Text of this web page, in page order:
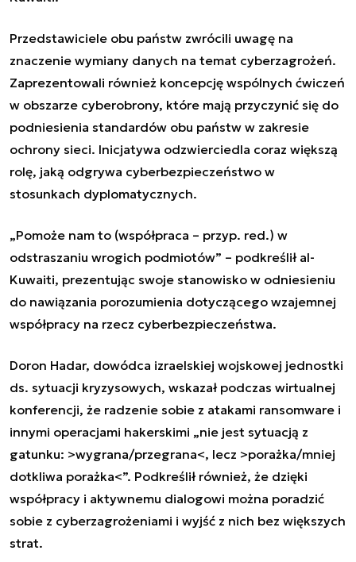
Przedstawiciele obu państw zwrócili uwagę na
znaczenie wymiany danych na temat cyberzagrożeń.
Zaprezentowali również koncepcję wspólnych ćwiczeń
w obszarze cyberobrony, które mają przyczynić się do
podniesienia standardów obu państw w zakresie
ochrony sieci. Inicjatywa odzwierciedla coraz większą
rolę, jaką odgrywa cyberbezpieczeństwo w
stosunkach dyplomatycznych.
„Pomoże nam to (współpraca – przyp. red.) w
odstraszaniu wrogich podmiotów” – podkreślił al-
Kuwaiti, prezentując swoje stanowisko w odniesieniu
do nawiązania porozumienia dotyczącego wzajemnej
współpracy na rzecz cyberbezpieczeństwa.
Doron Hadar, dowódca izraelskiej wojskowej jednostki
ds. sytuacji kryzysowych, wskazał podczas wirtualnej
konferencji, że radzenie sobie z atakami ransomware i
innymi operacjami hakerskimi „nie jest sytuacją z
gatunku: >wygrana/przegrana<, lecz >porażka/mniej
dotkliwa porażka<”. Podkreślił również, że dzięki
współpracy i aktywnemu dialogowi można poradzić
sobie z cyberzagrożeniami i wyjść z nich bez większych
strat.